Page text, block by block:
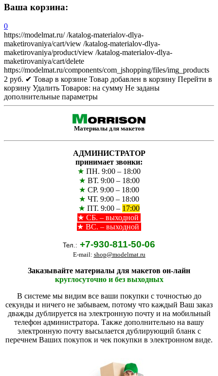
Ваша корзина:
0
https://modelmat.ru/ /katalog-materialov-dlya-
maketirovaniya/cart/view /katalog-materialov-dlya-
maketirovaniya/product/view /katalog-materialov-dlya-
maketirovaniya/cart/delete
https://modelmat.ru/components/com_jshopping/files/img_products
2 руб. ✔ Товар в корзине Товар добавлен в корзину Перейти в
корзину Удалить Товаров: на сумму Не заданы
дополнительные параметры
Материалы для макетов
АДМИНИСТРАТОР
принимает звонки:
★ ПН. 9:00 – 18:00
★ ВТ. 9:00 – 18:00
★ СР. 9:00 – 18:00
★ ЧТ. 9:00 – 18:00
★ ПТ. 9:00 – 17:00
★ СБ. – выходной
★ ВС. – выходной
Тел.: +7-930-811-50-06
E-mail: shop@modelmat.ru
Заказывайте материалы для макетов он-лайн
круглосуточно и без выходных
В системе мы видим все ваши покупки с точностью до
секунды и ничего не забываем, потому что каждый Ваш заказ
дважды дублируется на электронную почту и на мобильный
телефон администратора. Также дополнительно на вашу
электронную почту высылается дублирующий бланк с
перечнем Ваших покупок и чек покупки в электронном виде.